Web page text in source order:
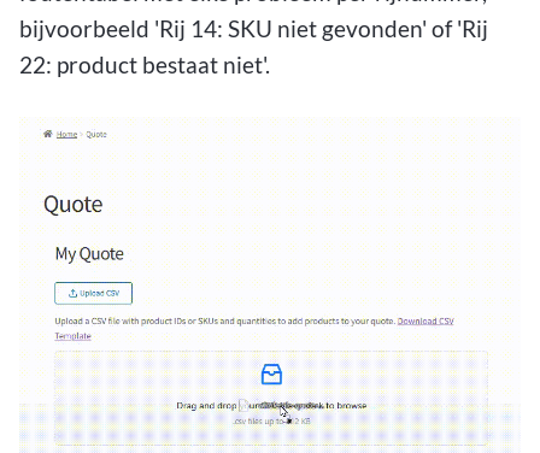
bijvoorbeeld 'Rij 14: SKU niet gevonden' of 'Rij
22: product bestaat niet'.